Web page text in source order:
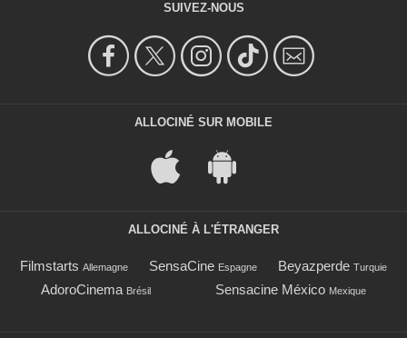
SUIVEZ-NOUS
ALLOCINÉ SUR MOBILE
ALLOCINÉ À L'ÉTRANGER
Filmstarts Allemagne SensaCine Espagne Beyazperde Turquie
AdoroCinema Brésil Sensacine México Mexique